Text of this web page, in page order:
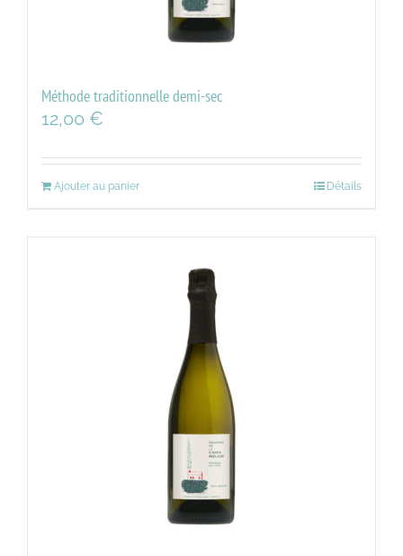
Méthode traditionnelle demi-sec
12,00 €
Ajouter au panier Détails